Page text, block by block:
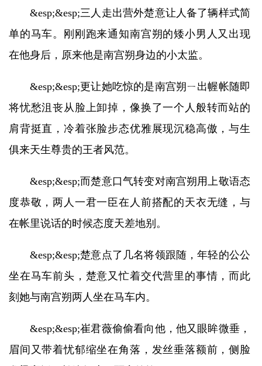
&esp;&esp;三人走出营外楚意让人备了辆样式简
单的马车。刚刚跑来通知南宫朔的矮小男人又出现
在他身后，原来他是南宫朔身边的小太监。
&esp;&esp;更让她吃惊的是南宫朔ㄧ出幄帐随即
将忧愁沮丧从脸上卸掉，像换了一个人般转而站的
肩背挺直，冷着张脸步态优雅展现沉稳高傲，与生
俱来天生尊贵的王者风范。
&esp;&esp;而楚意口气转变对南宫朔用上敬语态
度恭敬，两人一君一臣在人前搭配的天衣无缝，与
在帐里说话的时候态度天差地别。
&esp;&esp;楚意点了几名将领跟随，年轻的公公
坐在马车前头，楚意又忙着交代营里的事情，而此
刻她与南宫朔两人坐在马车内。
&esp;&esp;崔君薇偷偷看向他，他又眼眸微垂，
眉间又带着忧郁缩坐在角落，发丝垂落额前，侧脸